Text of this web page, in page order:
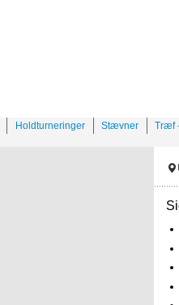
Holdturneringer Stævner Træf